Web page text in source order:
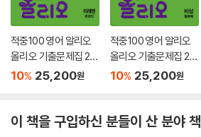
적중100 영어 알리오
올리오 기출문제집 2학
기 전과정 중2 미래엔
10% 25,200원
적중100 영어 알리오
올리오 기출문제집 2학
기 전과정 중2 비상(황
10% 25,200원
이 책을 구입하신 분들이 산 분야 책